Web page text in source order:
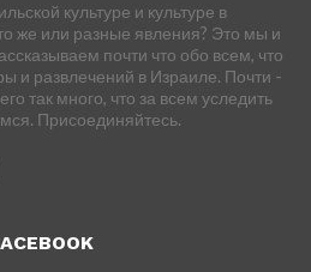
культуре и культуре в
же или разные явления? Это мы и
почти что обо всем, что
и развлечений в Израиле. Почти -
так много, что за всем уследить
Присоединяйтесь.